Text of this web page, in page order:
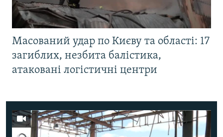
Масований удар по Києву та області: 17
загиблих, незбита балістика,
атаковані логістичні центри